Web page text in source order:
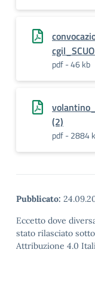
pdf - 46 kb
(2)
pdf - 2884
Pubblicato:
Eccetto dove
stato rilasciato
Attribuzione 4.0